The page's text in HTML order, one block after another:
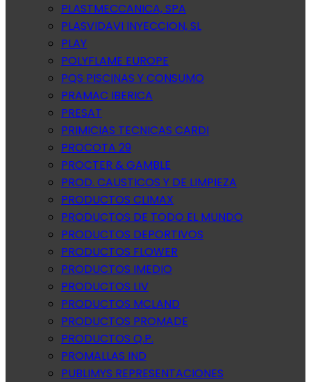
PLASTMECCANICA, SPA
PLASVIDAVI INYECCION, SL
PLAY
POLYFLAME EUROPE
PQS PISCINAS Y CONSUMO
PRAMAC IBERICA
PRESAT
PRIMICIAS TECNICAS CARDI
PROCOTA 29
PROCTER & GAMBLE
PROD. CAUSTICOS Y DE LIMPIEZA
PRODUCTOS CLIMAX
PRODUCTOS DE TODO EL MUNDO
PRODUCTOS DEPORTIVOS
PRODUCTOS FLOWER
PRODUCTOS IMEDIO
PRODUCTOS LIV
PRODUCTOS MCLAND
PRODUCTOS PROMADE
PRODUCTOS Q.P.
PROMALLAS IND
PUBLIMYS REPRESENTACIONES